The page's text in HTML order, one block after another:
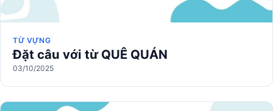
TỪ VỰNG
Đặt câu với từ QUÊ QUÁN
03/10/2025